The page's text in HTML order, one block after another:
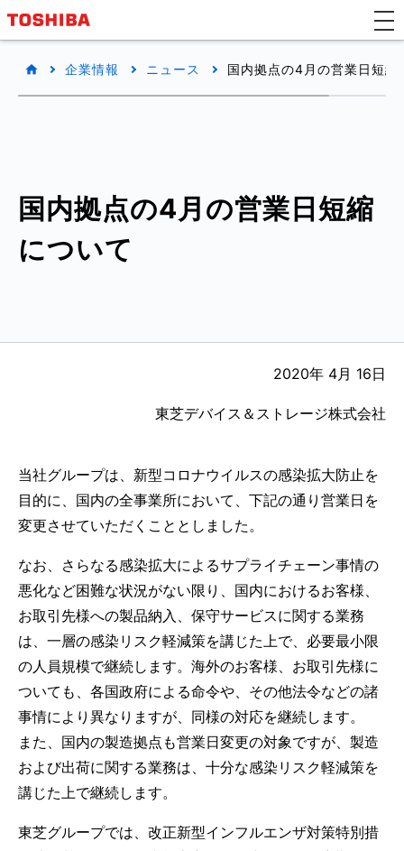
企業情報 ニュース 国内拠点の4月の営業日短縮
国内拠点の4月の営業日短縮
について
2020年 4月 16日
東芝デバイス＆ストレージ株式会社
当社グループは、新型コロナウイルスの感染拡大防止を
目的に、国内の全事業所において、下記の通り営業日を
変更させていただくこととしました。
なお、さらなる感染拡大によるサプライチェーン事情の
悪化など困難な状況がない限り、国内におけるお客様、
お取引先様への製品納入、保守サービスに関する業務
は、一層の感染リスク軽減策を講じた上で、必要最小限
の人員規模で継続します。海外のお客様、お取引先様に
ついても、各国政府による命令や、その他法令などの諸
事情により異なりますが、同様の対応を継続します。
また、国内の製造拠点も営業日変更の対象ですが、製造
および出荷に関する業務は、十分な感染リスク軽減策を
講じた上で継続します。
東芝グループでは、改正新型インフルエンザ対策特別措